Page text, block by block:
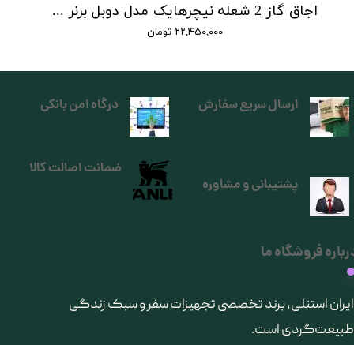
اجاق گاز 2 شعله نیچرهایک مدل دوبل برنر | double burner folding gas stove
۲۲,۴۵۰,۰۰۰ تومان
ارسال سریع سفارش
فروشگاه ما
​ایران استنلی، برند تخصصی تجهیزات سفر و سبک زندگی
طبیعت‌گردی است.
درگاه امن بانکی
پشتیبانی و مشاوره
ضمانت اصالت کالا